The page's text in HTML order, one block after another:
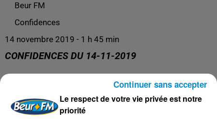
Beur FM
Confidences
14 novembre 2019 - 1 h 45 min
CONFIDENCES DU 14-11-2019
Le respect de votre vie privée est notre
priorité
Continuer sans accepter